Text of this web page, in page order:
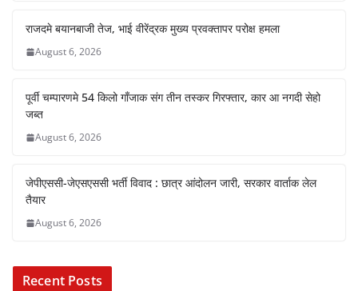
राजदमे बयानबाजी तेज, भाई वीरेंद्रक मुख्य प्रवक्तापर परोक्ष हमला
August 6, 2026
पूर्वी चम्पारणमे 54 किलो गाँजाक संग तीन तस्कर गिरफ्तार, कार आ नगदी सेहो
जब्त
August 6, 2026
जेपीएससी-जेएसएससी भर्ती विवाद : छात्र आंदोलन जारी, सरकार वार्ताक लेल
तैयार
August 6, 2026
Recent Posts